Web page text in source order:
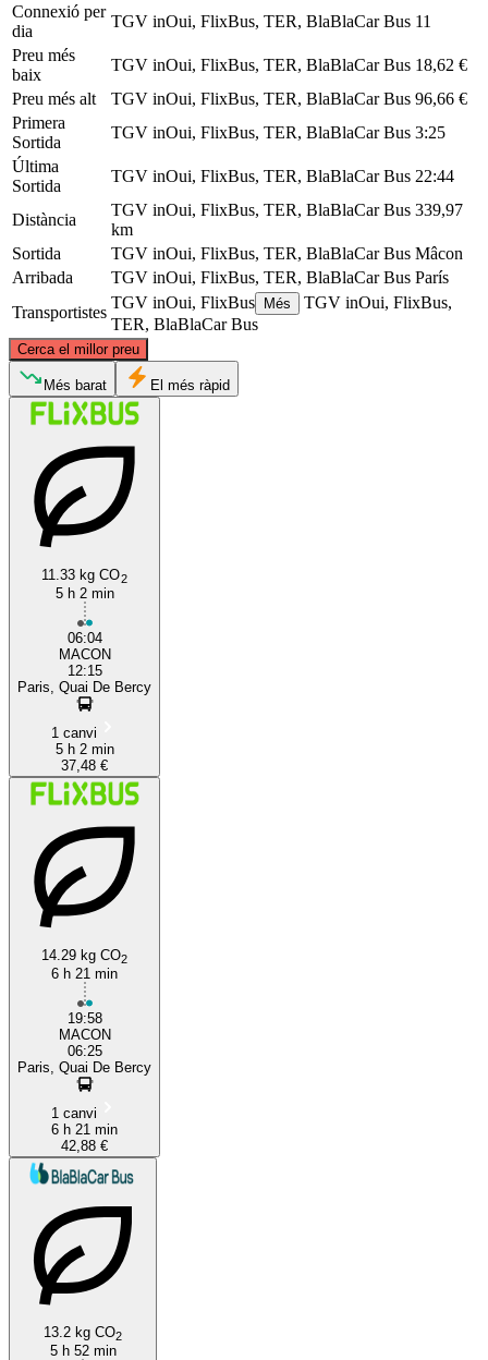
Connexió per
dia
TGV inOui, FlixBus, TER, BlaBlaCar Bus 11
Preu més
baix
TGV inOui, FlixBus, TER, BlaBlaCar Bus 18,62 €
Preu més alt
TGV inOui, FlixBus, TER, BlaBlaCar Bus 96,66 €
Primera
Sortida
TGV inOui, FlixBus, TER, BlaBlaCar Bus 3:25
Última
Sortida
TGV inOui, FlixBus, TER, BlaBlaCar Bus 22:44
Distància
TGV inOui, FlixBus, TER, BlaBlaCar Bus 339,97
km
Sortida
TGV inOui, FlixBus, TER, BlaBlaCar Bus Mâcon
Arribada
TGV inOui, FlixBus, TER, BlaBlaCar Bus París
Transportistes
TGV inOui, FlixBus Més
TGV inOui, FlixBus,
TER, BlaBlaCar Bus
Cerca el millor preu
Paris
©
Més barat El més ràpid
11.33 kg CO2
5 h 2 min
06:04
MACON
12:15
Paris, Quai De Bercy
1 canvi
5 h 2 min
37,48 €
14.29 kg CO2
6 h 21 min
19:58
MACON
06:25
Paris, Quai De Bercy
1 canvi
6 h 21 min
42,88 €
13.2 kg CO2
5 h 52 min